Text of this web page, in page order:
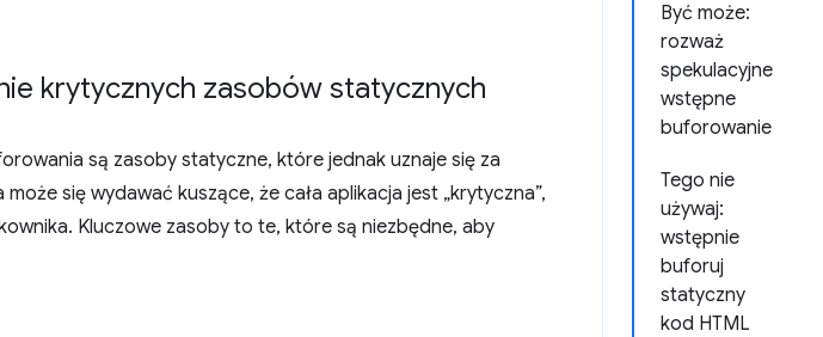
Być może:
rozważ
spekulacyjne
wstępne
buforowanie
Tego nie
używaj:
wstępnie
buforuj
statyczny
kod HTML
krytycznych zasobów statycznych
są zasoby statyczne, które jednak uznaje się za
się wydawać kuszące, że cała aplikacja jest „krytyczna”,
Kluczowe zasoby to te, które są niezbędne, aby